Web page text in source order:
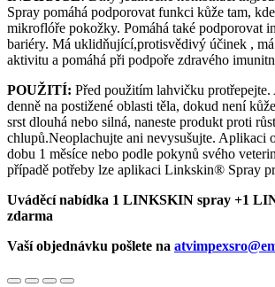
Spray pomáhá podporovat funkci kůže tam,
mikroflóře pokožky. Pomáhá také podporovat
bariéry. Má uklidňující,protisvědivý účinek ,
aktivitu a pomáhá při podpoře zdravého
POUŽITÍ: Před použitím lahvičku
denně na postižené oblasti těla, dokud není
srst dlouhá nebo silná, naneste produkt proti
chlupů.Neoplachujte ani nevysušujte. Aplikaci
dobu 1 měsíce nebo podle pokynů svého
případě potřeby lze aplikaci Linkskin® Spray
Uváděcí nabídka 1 LINKSKIN spray +1
zdarma
Vaší objednávku pošlete na